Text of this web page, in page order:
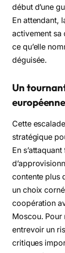
début d’une
En attendant,
activement sa
ce qu’elle
déguisée.
Un
européenne
Cette
stratégique
En
contente plus
un choix
coopération
Moscou. Pour
entrevoir un
critiques